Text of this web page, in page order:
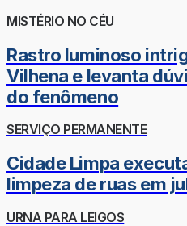
MISTÉRIO NO CÉU
Rastro luminoso
Vilhena e levanta
do fenômeno
SERVIÇO PERMANENTE
Cidade Limpa
limpeza de ruas em
URNA PARA LEIGOS